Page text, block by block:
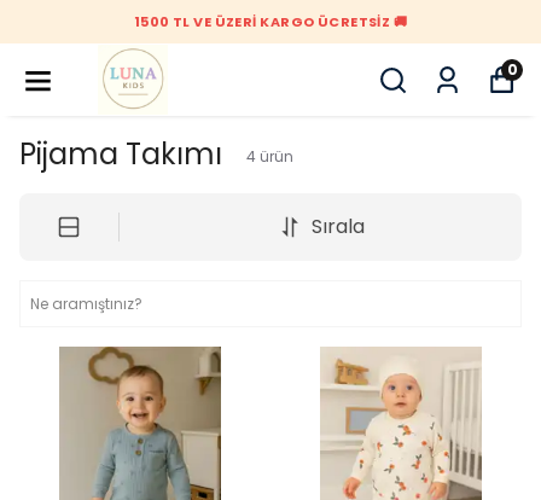
1500 TL VE ÜZERI KARGO ÜCRETSIZ 🚚
0
Pijama Takımı 4 ürün
Sırala